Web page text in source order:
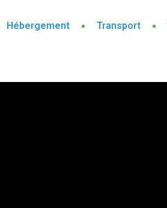
Hébergement Transport